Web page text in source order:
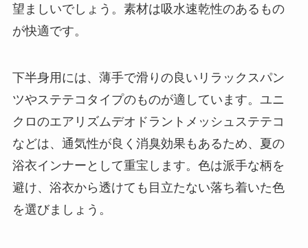
望ましいでしょう。素材は吸水速乾性のあるもの
が快適です。
下半身用には、薄手で滑りの良いリラックスパン
ツやステテコタイプのものが適しています。ユニ
クロのエアリズムデオドラントメッシュステテコ
などは、通気性が良く消臭効果もあるため、夏の
浴衣インナーとして重宝します。色は派手な柄を
避け、浴衣から透けても目立たない落ち着いた色
を選びましょう。